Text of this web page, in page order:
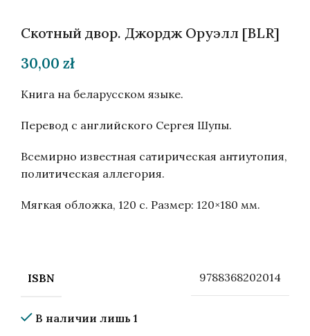
Скотный двор. Джордж Оруэлл [BLR]
30,00 zł
Книга на беларусском языке.
Перевод с английского Сергея Шупы.
Всемирно известная сатирическая антиутопия,
политическая аллегория.
Мягкая обложка, 120 с. Размер: 120×180 мм.
ISBN 9788368202014
В наличии лишь 1